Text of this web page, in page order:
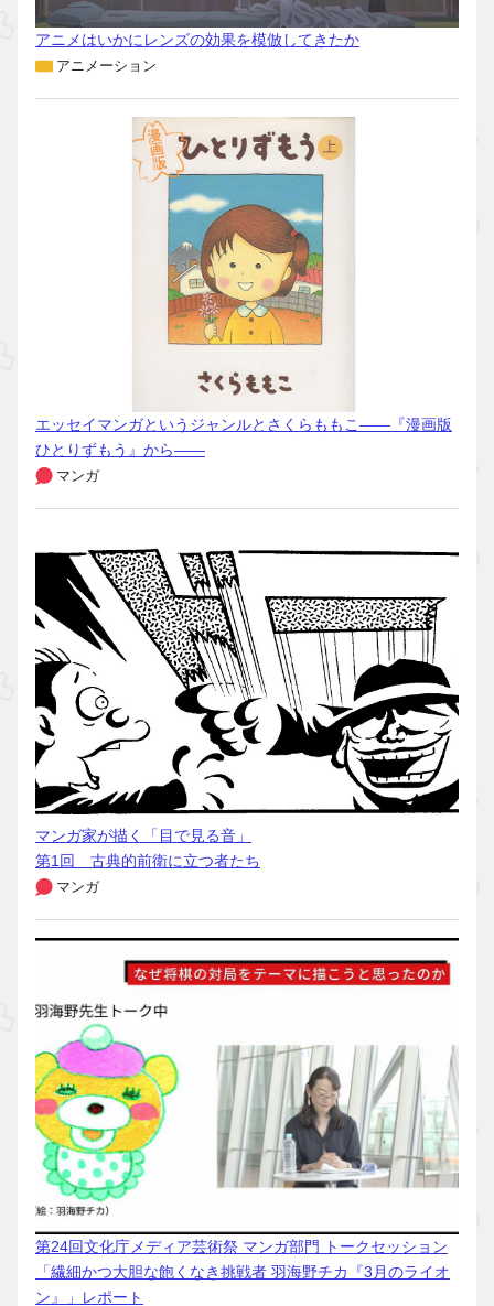
アニメはいかにレンズの効果を模倣してきたか
アニメーション
エッセイマンガというジャンルとさくらももこ――『漫画版
ひとりずもう』から――
マンガ
マンガ家が描く「目で見る音」
第1回 古典的前衛に立つ者たち
マンガ
第24回文化庁メディア芸術祭 マンガ部門 トークセッション
「繊細かつ大胆な飽くなき挑戦者 羽海野チカ『3月のライオ
ン』」レポート